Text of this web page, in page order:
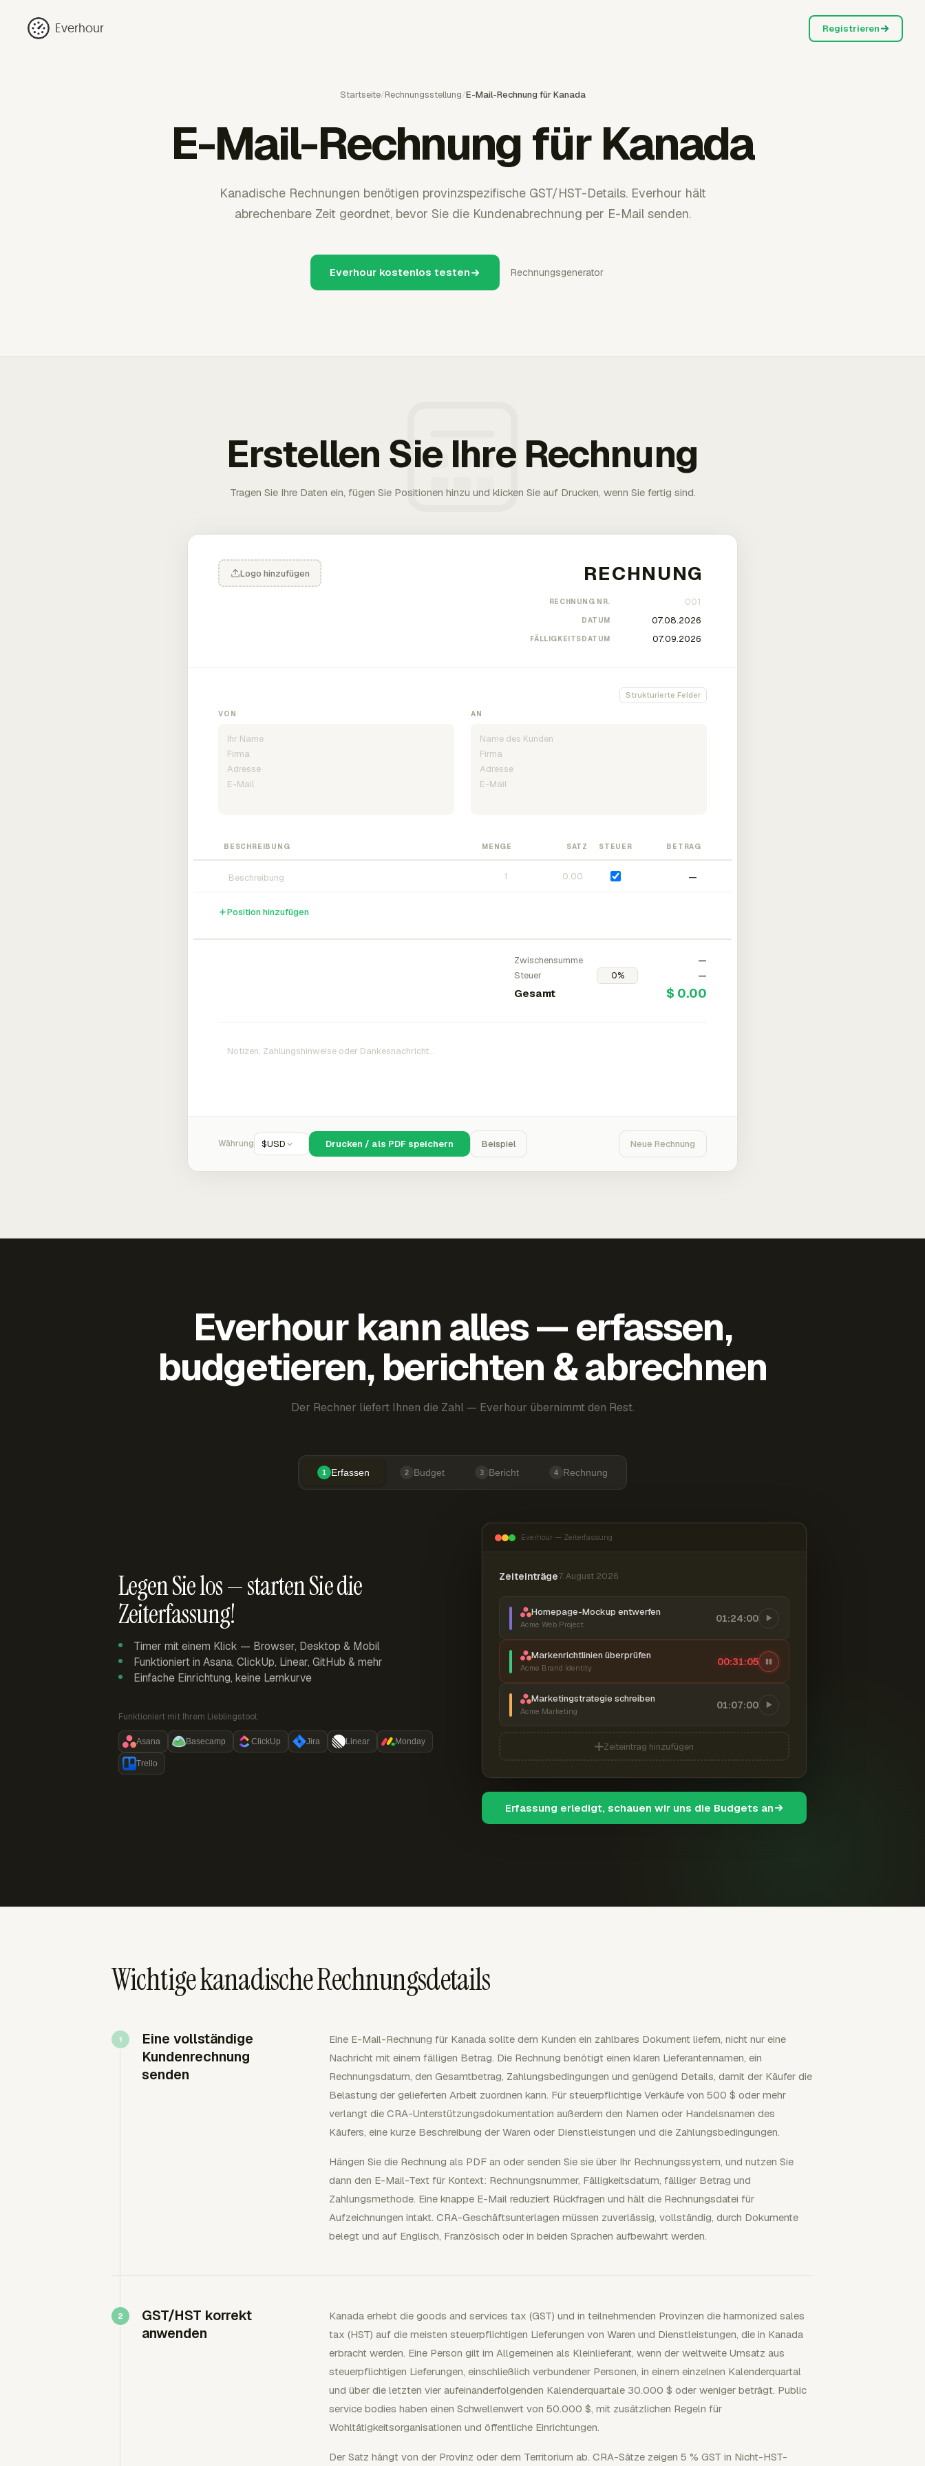
Everhour Registrieren
Startseite/Rechnungsstellung/E-Mail-Rechnung für Kanada
E-Mail-Rechnung für Kanada
Kanadische Rechnungen benötigen provinzspezifische GST/HST-Details. Everhour hält
abrechenbare Zeit geordnet, bevor Sie die Kundenabrechnung per E-Mail senden.
Everhour kostenlos testen Rechnungsgenerator
Erstellen Sie Ihre Rechnung
Tragen Sie Ihre Daten ein, fügen Sie Positionen hinzu und klicken Sie auf Drucken, wenn Sie fertig sind.
Logo hinzufügen
RECHNUNG NR.
DATUM
FÄLLIGKEITSDATUM
Strukturierte Felder
VON AN
BESCHREIBUNG MENGE SATZ STEUER BETRAG
—
Position hinzufügen
Zwischensumme
—
Steuer
—
Gesamt $ 0.00
Währung $USD Drucken / als PDF speichern Beispiel Neue Rechnung
Everhour kann alles — erfassen,
budgetieren, berichten & abrechnen
Der Rechner liefert Ihnen die Zahl — Everhour übernimmt den Rest.
1 Erfassen 2 Budget 3 Bericht 4 Rechnung
Legen Sie los — starten Sie die
Zeiterfassung!
Timer mit einem Klick — Browser, Desktop & Mobil
Funktioniert in Asana, ClickUp, Linear, GitHub & mehr
Einfache Einrichtung, keine Lernkurve
Funktioniert mit Ihrem Lieblingstool:
Asana Basecamp ClickUp Jira Linear Monday
Trello
Everhour — Zeiterfassung
Zeiteinträge7. August 2026
Homepage-Mockup entwerfen
Acme Web Project
01:24:00
Markenrichtlinien überprüfen
Acme Brand Identity
00:31:06
Marketingstrategie schreiben
Acme Marketing
01:07:00
Zeiteintrag hinzufügen
Erfassung erledigt, schauen wir uns die Budgets an
Wichtige kanadische Rechnungsdetails
Eine vollständige
Kundenrechnung
senden
Eine E-Mail-Rechnung für Kanada sollte dem Kunden ein zahlbares Dokument liefern, nicht nur eine
Nachricht mit einem fälligen Betrag. Die Rechnung benötigt einen klaren Lieferantennamen, ein
Rechnungsdatum, den Gesamtbetrag, Zahlungsbedingungen und genügend Details, damit der Käufer die
Belastung der gelieferten Arbeit zuordnen kann. Für steuerpflichtige Verkäufe von 500 $ oder mehr
verlangt die CRA-Unterstützungsdokumentation außerdem den Namen oder Handelsnamen des
Käufers, eine kurze Beschreibung der Waren oder Dienstleistungen und die Zahlungsbedingungen.
Hängen Sie die Rechnung als PDF an oder senden Sie sie über Ihr Rechnungssystem, und nutzen Sie
dann den E-Mail-Text für Kontext: Rechnungsnummer, Fälligkeitsdatum, fälliger Betrag und
Zahlungsmethode. Eine knappe E-Mail reduziert Rückfragen und hält die Rechnungsdatei für
Aufzeichnungen intakt. CRA-Geschäftsunterlagen müssen zuverlässig, vollständig, durch Dokumente
belegt und auf Englisch, Französisch oder in beiden Sprachen aufbewahrt werden.
GST/HST korrekt
anwenden
Kanada erhebt die goods and services tax (GST) und in teilnehmenden Provinzen die harmonized sales
tax (HST) auf die meisten steuerpflichtigen Lieferungen von Waren und Dienstleistungen, die in Kanada
erbracht werden. Eine Person gilt im Allgemeinen als Kleinlieferant, wenn der weltweite Umsatz aus
steuerpflichtigen Lieferungen, einschließlich verbundener Personen, in einem einzelnen Kalenderquartal
und über die letzten vier aufeinanderfolgenden Kalenderquartale 30.000 $ oder weniger beträgt. Public
service bodies haben einen Schwellenwert von 50.000 $, mit zusätzlichen Regeln für
Wohltätigkeitsorganisationen und öffentliche Einrichtungen.
Der Satz hängt von der Provinz oder dem Territorium ab. CRA-Sätze zeigen 5 % GST in Nicht-HST-